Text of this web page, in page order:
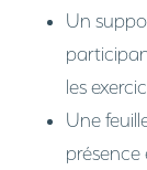
Un
les
Une
présence